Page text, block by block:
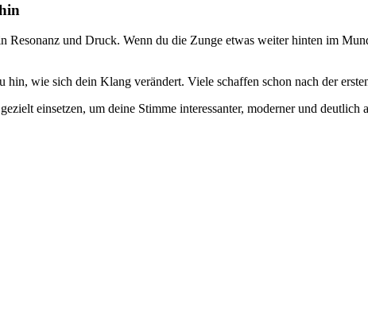
Resonanz und Druck. Wenn du die Zunge etwas weiter hinten im
hin, wie sich dein Klang verändert. Viele schaffen schon nach der
einsetzen, um deine Stimme interessanter, moderner und